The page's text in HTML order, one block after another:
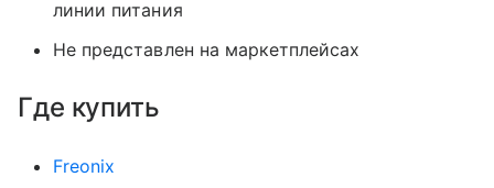
линии питания
Не представлен на маркетплейсах
Где купить
Freonix